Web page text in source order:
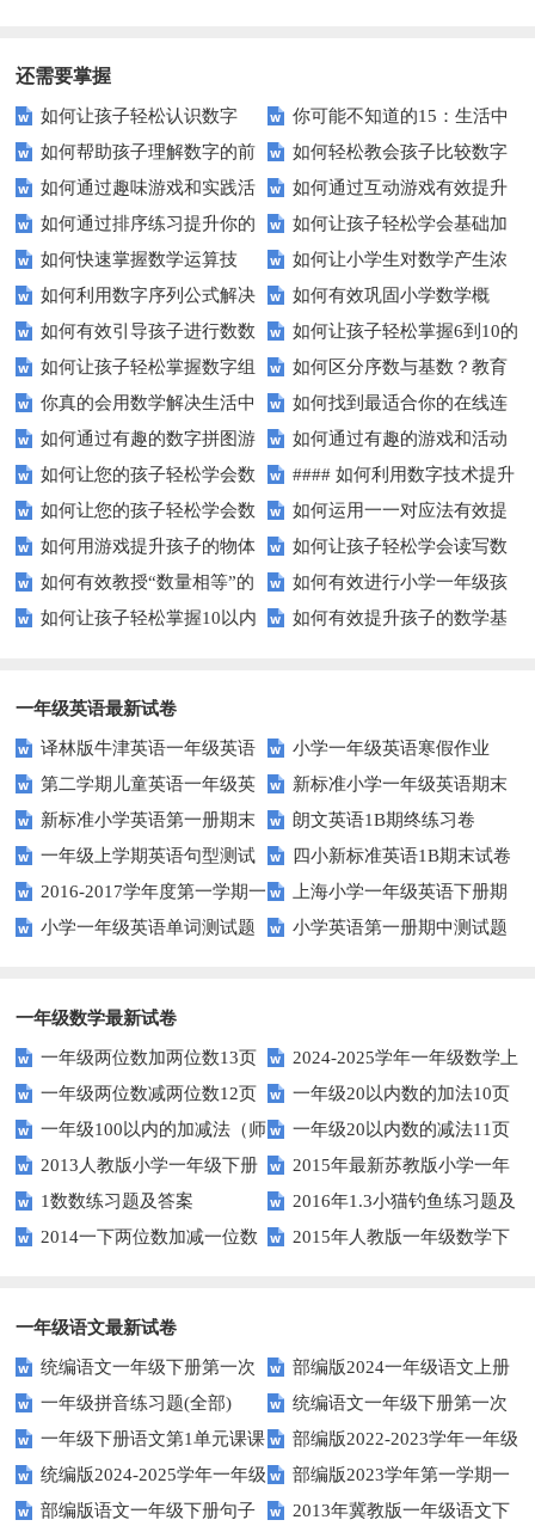
还需要掌握
如何让孩子轻松认识数字
15？这些方法太实用了！
你可能不知道的15：生活中
隐藏的数学秘密？
如何帮助孩子理解数字的前
后顺序？
如何轻松教会孩子比较数字
大小？这些建议或许有帮助！
如何通过趣味游戏和实践活
动让孩子轻松掌握数字顺序？
如何通过互动游戏有效提升
孩子的数字识别能力？
如何通过排序练习提升你的
逻辑思维能力？
如何让孩子轻松学会基础加
减法？家长必看的实用技巧！
如何快速掌握数学运算技
巧？四则运算实战指南
如何让小学生对数学产生浓
厚兴趣？趣味数学活动大揭秘！
如何利用数字序列公式解决
复杂数学问题？
如何有效巩固小学数学概
念？
如何有效引导孩子进行数数
练习？家长必看的五大技巧
如何让孩子轻松掌握6到10的
数字读写？
如何让孩子轻松掌握数字组
成的奥秘？
如何区分序数与基数？教育
中这些知识点要知道！
你真的会用数学解决生活中
的难题吗？
如何找到最适合你的在线连
线游戏？
如何通过有趣的数字拼图游
戏提升孩子的数学能力？
如何通过有趣的游戏和活动
提升孩子的数字顺序技能？
如何让您的孩子轻松学会数
字大小比较？
#### 如何利用数字技术提升
在线学习效果？
如何让您的孩子轻松学会数
字大小比较？
如何运用一一对应法有效提
升学习效率？
如何用游戏提升孩子的物体
数量比较能力？
如何让孩子轻松学会读写数
字？试试这些有趣的方法！
如何有效教授“数量相等”的
概念？——提升孩子的数学思维
如何有效进行小学一年级孩
子的数学练习？
如何让孩子轻松掌握10以内
如何有效提升孩子的数学基
一年级英语最新试卷
译林版牛津英语一年级英语
1AB测试卷
小学一年级英语寒假作业
第二学期儿童英语一年级英
语期末试卷
新标准小学一年级英语期末
质量检测题
新标准小学英语第一册期末
测试题
朗文英语1B期终练习卷
一年级上学期英语句型测试
题
四小新标准英语1B期末试卷
2016-2017学年度第一学期一
起一年级英语期中试卷
上海小学一年级英语下册期
中试卷
小学一年级英语单词测试题 小学英语第一册期中测试题
一年级数学最新试卷
一年级两位数加两位数13页
2024-2025学年一年级数学上
册期末素养测评卷（考试版A4
人教版）
一年级两位数减两位数12页
一年级20以内数的加法10页
一年级100以内的加减法（师
版）
一年级20以内数的减法11页
2013人教版小学一年级下册
第三单元整理与复习（一）练习
题
2015年最新苏教版小学一年
级数学下册第一次月考试卷
1数数练习题及答案
2016年1.3小猫钓鱼练习题及
答案
2014一下两位数加减一位数
2015年人教版一年级数学下
一年级语文最新试卷
统编语文一年级下册第一次
月考测试题7
部编版2024一年级语文上册
第一单元检测卷
一年级拼音练习题(全部)
统编语文一年级下册第一次
月考测试题6
一年级下册语文第1单元课课
练
部编版2022-2023学年一年级
语文下册期中复习卷
统编版2024-2025学年一年级
语文上册期末巩固测试卷
部编版2023学年第一学期一
年级语文期中综合试卷
部编版语文一年级下册句子 2013年冀教版一年级语文下